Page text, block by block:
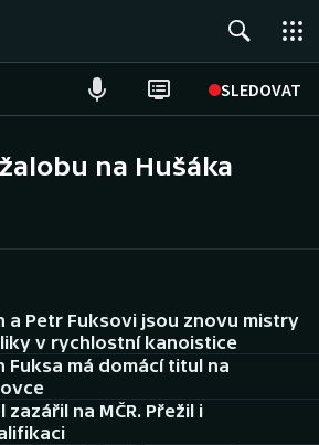
SLEDOVAT
na Hušáka
a Petr Fuksovi jsou znovu mistry
v rychlostní kanoistice
Fuksa má domácí titul na
zazářil na MČR. Přežil i